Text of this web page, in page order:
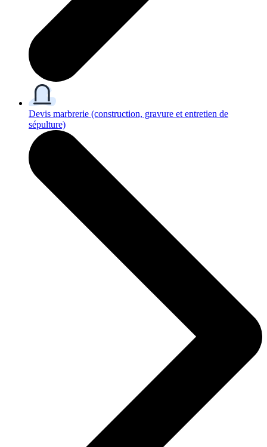
Devis marbrerie (construction, gravure et entretien de
sépulture)